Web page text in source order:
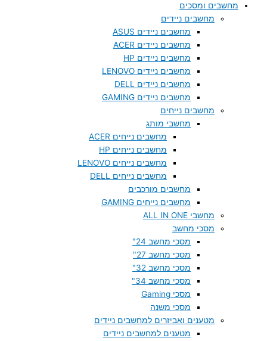
מחשבים ומסכים
מחשבים ניידים
מחשבים ניידים ASUS
מחשבים ניידים ACER
מחשבים ניידים HP
מחשבים ניידים LENOVO
מחשבים ניידים DELL
מחשבים ניידים GAMING
מחשבים נייחים
מחשבי מותג
מחשבים נייחים ACER
מחשבים נייחים HP
מחשבים נייחים LENOVO
מחשבים נייחים DELL
מחשבים מורכבים
מחשבים נייחים GAMING
מחשבי ALL IN ONE
מסכי מחשב
מסכי מחשב 24"
מסכי מחשב 27"
מסכי מחשב 32"
מסכי מחשב 34"
מסכי Gaming
מסכי משנה
מטענים ואביזרים למחשבים ניידים
מטענים למחשבים ניידים